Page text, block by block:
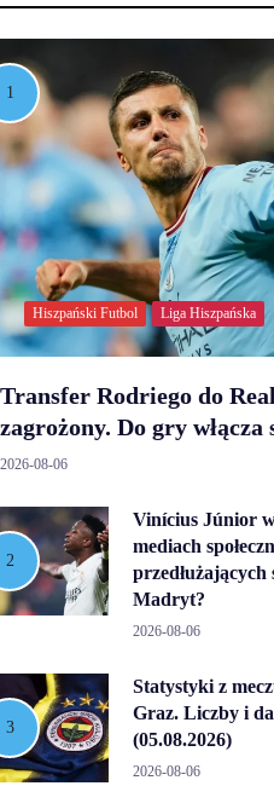
Hiszpański Futbol Liga Hiszpańska
Transfer Rodriego do
zagrożony. Do gry włącza
2026-08-06
Vinícius Júnior
mediach
przedłużających
Madryt?
2026-08-06
Statystyki z
Graz. Liczby i
(05.08.2026)
2026-08-06